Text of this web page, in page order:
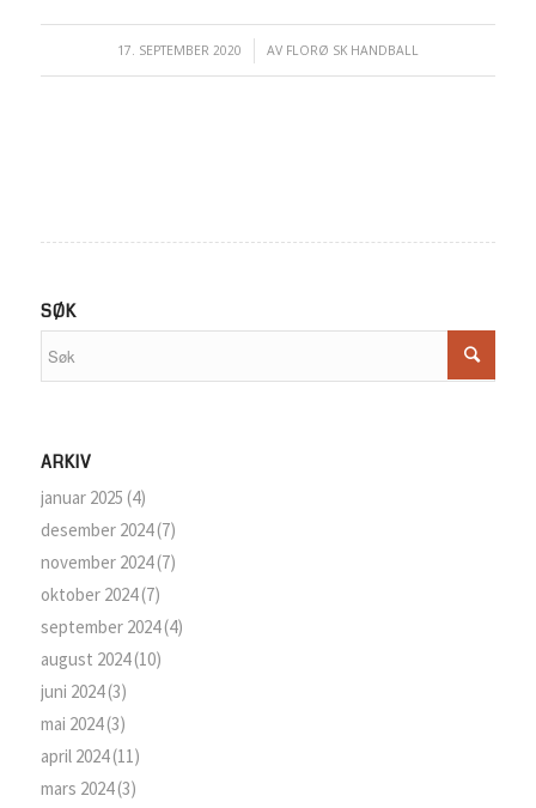
17. SEPTEMBER 2020
/ AV FLORØ SK HANDBALL
SØK
ARKIV
januar 2025 (4)
desember 2024(7)
november 2024(7)
oktober 2024(7)
september 2024(4)
august 2024(10)
juni 2024(3)
mai 2024(3)
april 2024(11)
mars 2024(3)